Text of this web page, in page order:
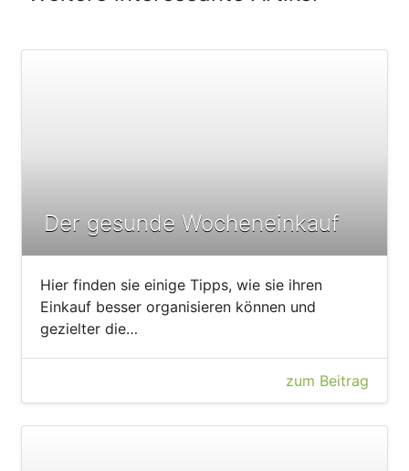
Der gesunde Wocheneinkauf
Hier finden sie einige Tipps, wie sie ihren
Einkauf besser organisieren können und
gezielter die…
zum Beitrag